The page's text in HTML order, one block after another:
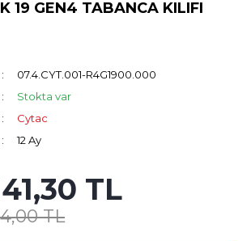
19 GEN4 TABANCA KILIFI
07.4.CYT.001-R4G1900.000
Stokta var
Cytac
12 Ay
TL
TL